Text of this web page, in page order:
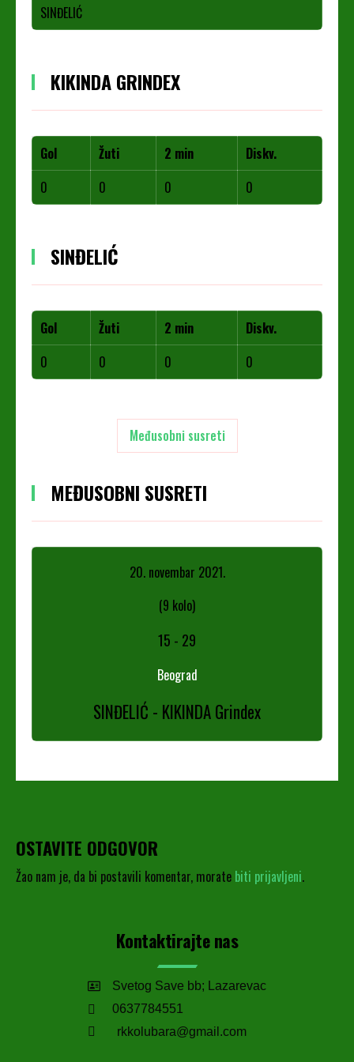
SINĐELIĆ
KIKINDA GRINDEX
Gol Žuti 2 min
Diskv.
0
0 0 0
SINĐELIĆ
Gol Žuti 2 min
Diskv.
0
0 0 0
Međusobni susreti
MEĐUSOBNI SUSRETI
20. novembar 2021.
(9 kolo)
15 - 29
Beograd
SINĐELIĆ - KIKINDA Grindex
OSTAVITE ODGOVOR
Žao nam je, da bi postavili komentar, morate biti prijavljeni.
Kontaktirajte nas
Svetog Save bb; Lazarevac
0637784551
rkkolubara@gmail.com